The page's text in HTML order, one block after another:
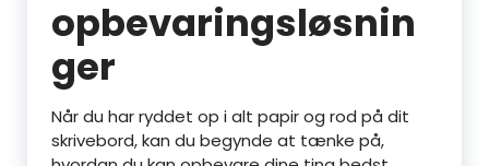
opbevaringsløsnin
ger
Når du har ryddet op i alt papir og rod på dit
skrivebord, kan du begynde at tænke på,